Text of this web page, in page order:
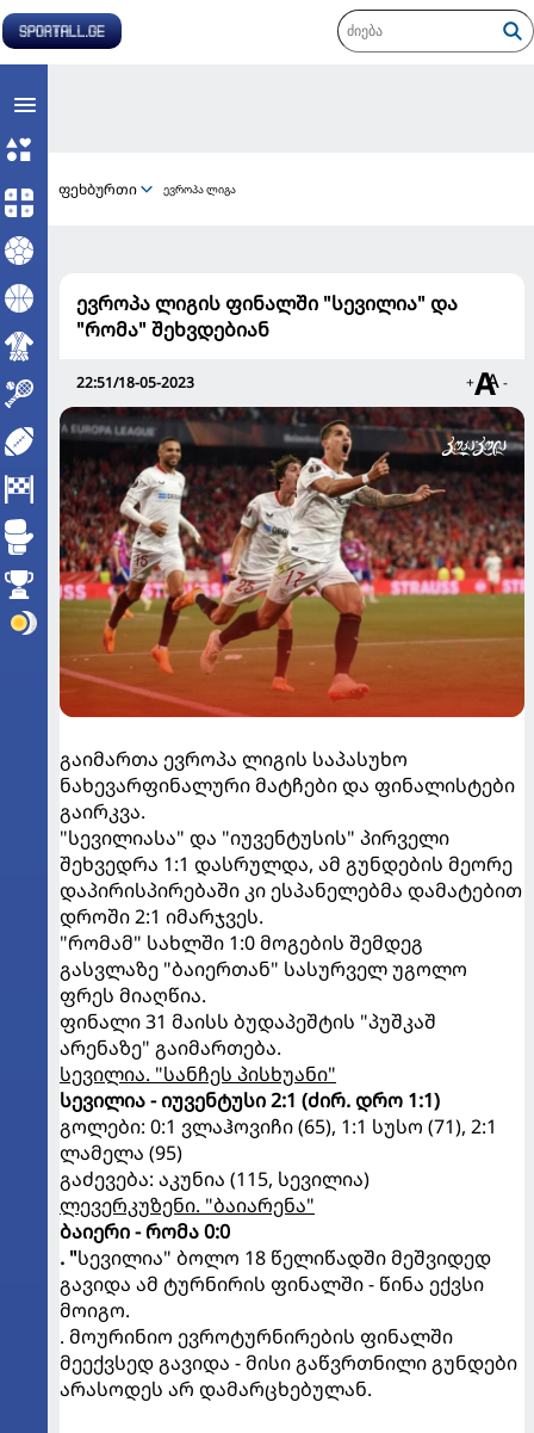
ფეხბურთი ევროპა ლიგა
ევროპა ლიგის ფინალში "სევილია" და
"რომა" შეხვდებიან
22:51/18-05-2023 + -
გაიმართა ევროპა ლიგის საპასუხო
ნახევარფინალური მატჩები და ფინალისტები
გაირკვა.
"სევილიასა" და "იუვენტუსის" პირველი
შეხვედრა 1:1 დასრულდა, ამ გუნდების მეორე
დაპირისპირებაში კი ესპანელებმა დამატებით
დროში 2:1 იმარჯვეს.
"რომამ" სახლში 1:0 მოგების შემდეგ
გასვლაზე "ბაიერთან" სასურველ უგოლო
ფრეს მიაღწია.
ფინალი 31 მაისს ბუდაპეშტის "პუშკაშ
არენაზე" გაიმართება.
სევილია. "სანჩეს პისხუანი"
სევილია - იუვენტუსი 2:1 (ძირ. დრო 1:1)
გოლები: 0:1 ვლაჰოვიჩი (65), 1:1 სუსო (71), 2:1
ლამელა (95)
გაძევება: აკუნია (115, სევილია)
ლევერკუზენი. "ბაიარენა"
ბაიერი - რომა 0:0
. "სევილია" ბოლო 18 წელიწადში მეშვიდედ
გავიდა ამ ტურნირის ფინალში - წინა ექვსი
მოიგო.
. მოურინიო ევროტურნირების ფინალში
მეექვსედ გავიდა - მისი გაწვრთნილი გუნდები
არასოდეს არ დამარცხებულან.